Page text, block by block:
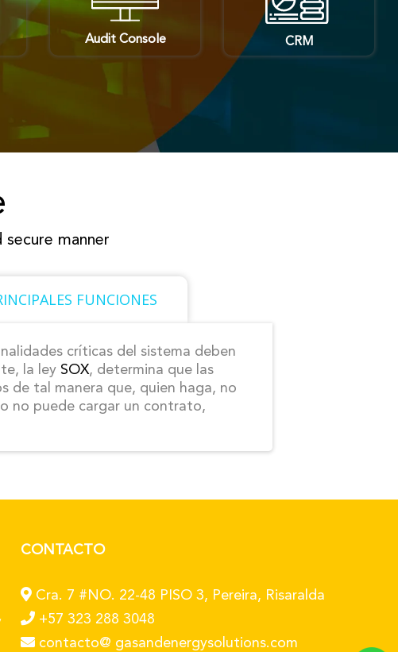
Audit Console CRM
manner
FUNCIONES
críticas del sistema deben
la ley SOX, determina que las
de tal manera que, quien haga, no
no puede cargar un contrato,
CONTACTO
Cra. 7 #NO. 22-48 PISO 3, Pereira, Risaralda
+57 323 288 3048
contacto@ gasandenergysolutions.com